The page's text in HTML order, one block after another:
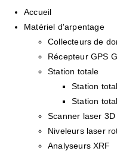
Accueil
Matériel d'arpentage
Collecteurs de
Récepteur GPS
Station totale
Station
Station
Scanner laser 3D
Niveleurs laser
Analyseurs XRF